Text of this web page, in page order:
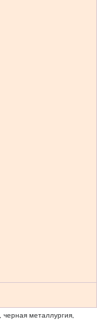
металлургия,